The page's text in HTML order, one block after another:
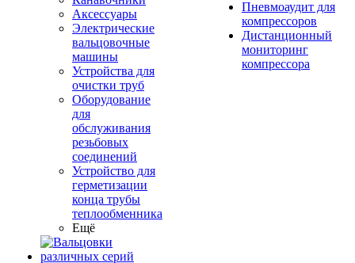
Аксессуары
Электрические
вальцовочные
машины
Устройства для
очистки труб
Оборудование
для
обслуживания
резьбовых
соединений
Устройство для
герметизации
конца трубы
теплообменника
Ещё
Пневмоаудит для
компрессоров
Дистанционный
мониторинг
компрессора